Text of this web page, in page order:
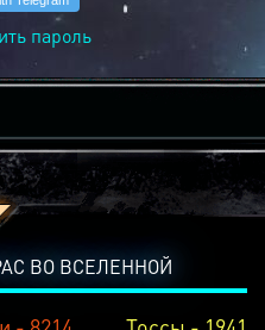
пароль
ВО ВСЕЛЕННОЙ